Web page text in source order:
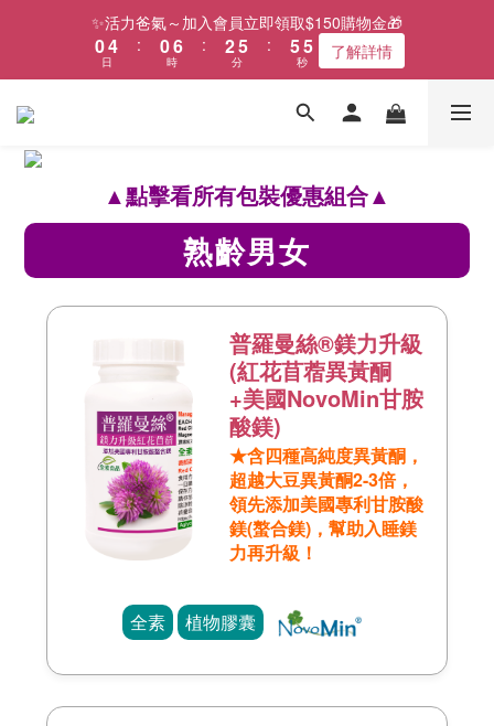
✨活力爸氣～加入會員立即領取$150購物金🎁
1
0
5
4
3
日
:
1
0
7
6
5
0
時
:
3
2
1
6
5
4
分
:
6
5
4
2
4
3
2
0
秒 了解詳情
▲點擊看所有包裝優惠組合▲
熟齡男女
普羅曼絲®鎂力升級
(紅花苜蓿異黃酮
+美國NovoMin甘胺
酸鎂)
★含四種高純度異黃酮，
超越大豆異黃酮2-3倍，
領先添加美國專利甘胺酸
鎂(螯合鎂)，幫助入睡鎂
力再升級！
全素 植物膠囊